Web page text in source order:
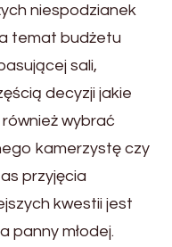
niespodzianek
temat budżetu
sali,
decyzji jakie
wybrać
kamerzystę czy
przyjęcia
kwestii jest
panny młodej.